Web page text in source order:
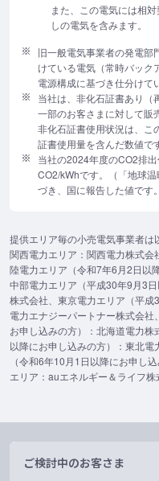
また、この電気には相
しの電気を含みます。
旧一般電気事業者の発電部
けている電気（常時バック
電源構成に基づき仕分けて
当社は、非化石証書あり（
一部のお客さまに対して販
非化石証書使用状況は、こ
証書使用量を含んだ数値です
当社の2024年度のCO2排
CO2/kWhです。（「地球
づき、国に報告した値です
提供エリア毎の小売電気事業者は
関西電力エリア：関西電力株式
陸電力エリア（令和7年6月2日以
中部電力エリア（平成30年9月3
株式会社、東京電力エリア（平
電力エナジーパートナー株式会
お申し込みの方）：北海道電力
以降にお申し込みの方）：東北
（令和6年10月1日以降にお申し
エリア：auエネルギー＆ライフ株
ご検討中のお客さま